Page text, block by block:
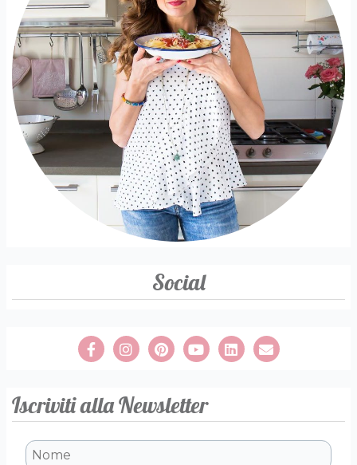
Social
Iscriviti alla Newsletter